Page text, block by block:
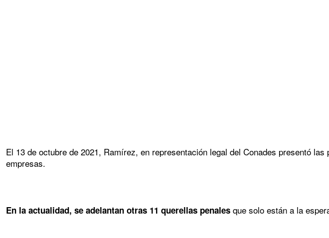
El 13 de octubre de 2021, Ramírez, en representación legal del Conades presentó
empresas.
En la actualidad, se adelantan otras 11 querellas penales que solo están a la